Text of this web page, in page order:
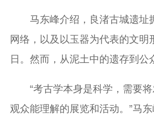
马东峰介绍，良渚古城遗址
网络，以及以玉器为代表的文
日。然而，从泥土中的遗存到
“考古学本身是科学，需要将
观众能理解的展览和活动。”马东